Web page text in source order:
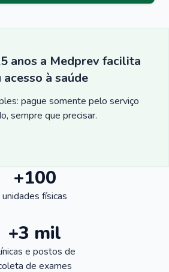
anos a Medprev facilita
acesso à saúde
pague somente pelo serviço
sempre que precisar.
+100
unidades físicas
+3 mil
e postos de
de exames